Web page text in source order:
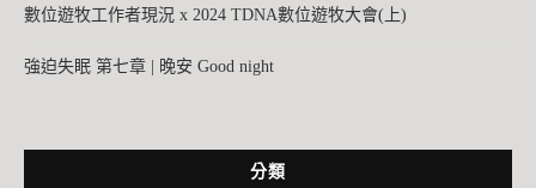
數位遊牧工作者現況 x 2024 TDNA數位遊牧大會(上)
強迫失眠 第七章 | 晚安 Good night
分類